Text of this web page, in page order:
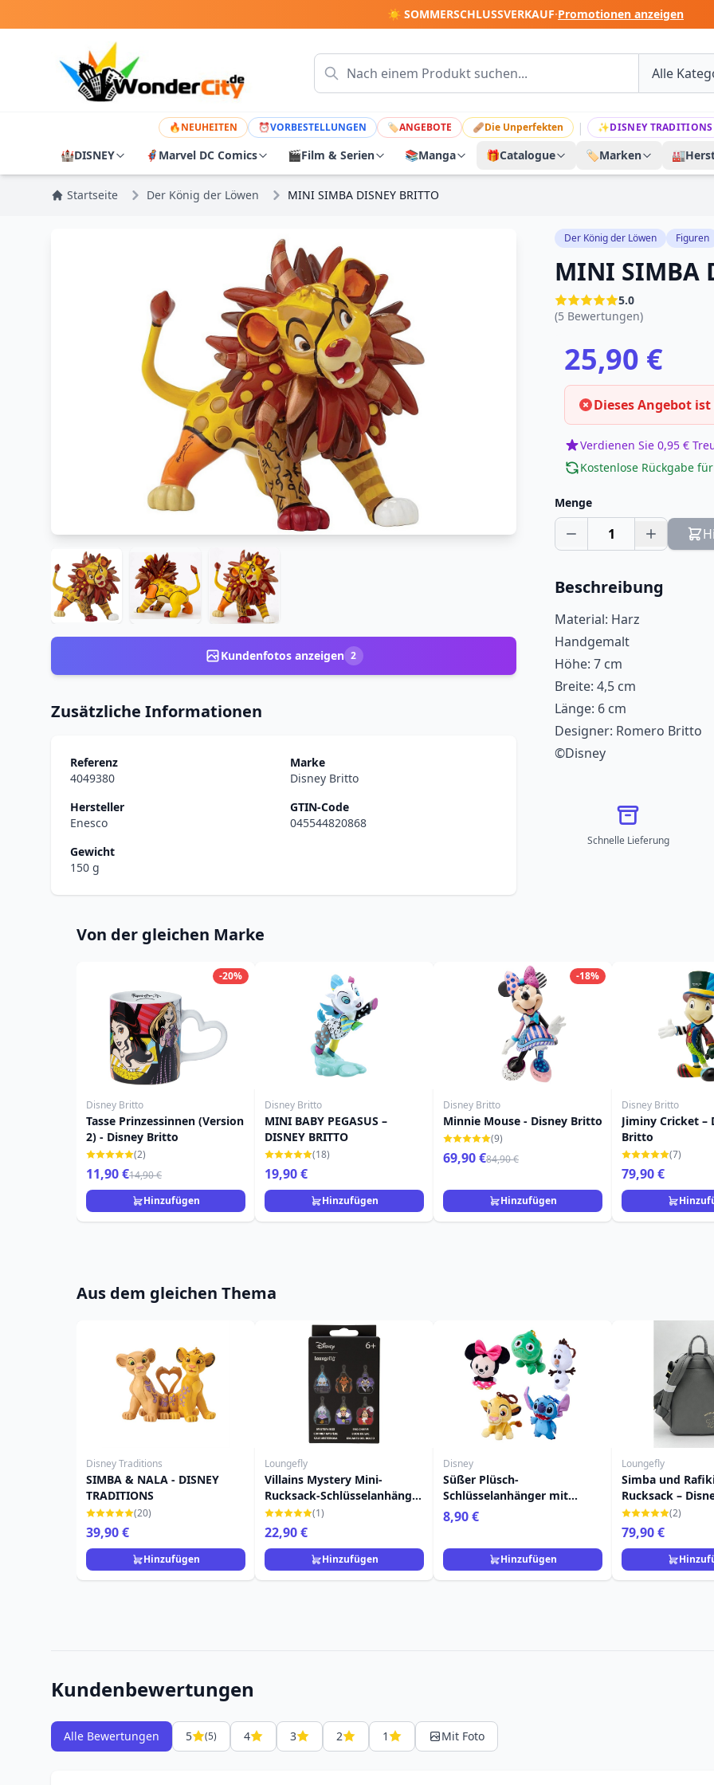
☀️ SOMMERSCHLUSSVERKAUF·Promotionen anzeigen
🔥NEUHEITEN ⏰VORBESTELLUNGEN 🏷ANGEBOTE 🩹Die Unperfekten | ✨DISNEY TRADITIONS
🏰DISNEY 🦸 Marvel DC Comics 🎬Film & Serien 📚Manga 🎁Catalogue 🏷️Marken 🏭
Startseite Der König der Löwen MINI SIMBA DISNEY BRITTO
Kundenfotos anzeigen 2
Zusätzliche Informationen
Referenz
4049380
Marke
Disney Britto
Hersteller
Enesco
GTIN-Code
045544820868
Gewicht
150 g
Der König der Löwen Figuren
MINI SIMBA
5.0
(5 Bewertungen)
25,90 €
Dieses Angebot
Verdienen Sie 0,95 €
Kostenlose Rückgabe
Menge
1
Beschreibung
Material: Harz
Handgemalt
Höhe: 7 cm
Breite: 4,5 cm
Länge: 6 cm
Designer: Romero Britto
©Disney
Schnelle Lieferung
Von der gleichen Marke
-20%
Disney Britto
Tasse Prinzessinnen (Version
2) - Disney Britto
(2)
11,90 €14,90 €
Hinzufügen
Disney Britto
MINI BABY PEGASUS –
DISNEY BRITTO
(18)
19,90 €
Hinzufügen
-18%
Disney Britto
Minnie Mouse - Disney Britto
(9)
69,90 €84,90 €
Hinzufügen
Disney Britto
Jiminy Cricket –
Britto
(7)
79,90 €
Aus dem gleichen Thema
Disney Traditions
SIMBA & NALA - DISNEY
TRADITIONS
(20)
39,90 €
Hinzufügen
Loungefly
Villains Mystery Mini-
Rucksack-Schlüsselanhänger
- Disney Loungefly
(1)
22,90 €
Hinzufügen
Disney
Süßer Plüsch-
Schlüsselanhänger mit
zufälligem Muster - Disney
8,90 €
Hinzufügen
Loungefly
Simba und
Rucksack –
(2)
79,90 €
Kundenbewertungen
Alle Bewertungen 5 (5) 4 3 2 1 Mit Foto